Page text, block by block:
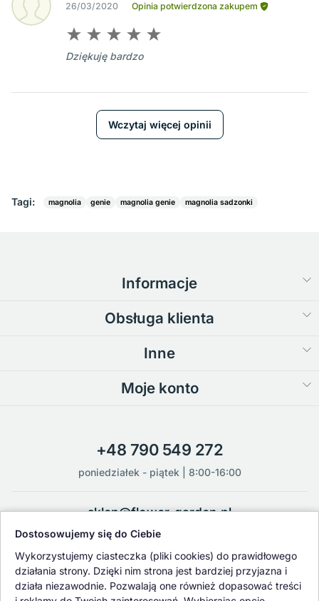
26/03/2020 Opinia potwierdzona zakupem
Dziękuję bardzo
Wczytaj więcej opinii
Tagi: magnolia genie magnolia genie magnolia sadzonki
Informacje
Obsługa klienta
Inne
Moje konto
+48 790 549 272
poniedziałek - piątek | 8:00-16:00
sklep@flower-garden.pl
Oferowane przez nas rośliny i nasiona podlegają regularnej ścisłej
kontroli jakości oraz kontroli zdrowotnej przeprowadzanej przez
wykwalifikowane osoby z Państwowej Inspekcji Ochrony Roślin i
Nasiennictwa.
Dostosowujemy się do Ciebie
Wykorzystujemy ciasteczka (pliki cookies) do prawidłowego
działania strony. Dzięki nim strona jest bardziej przyjazna i
działa niezawodnie. Pozwalają one również dopasować treści